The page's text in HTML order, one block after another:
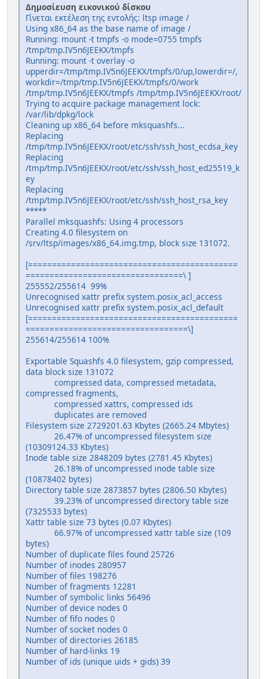
Δημοσίευση εικονικού δίσκου
Γίνεται εκτέλεση της εντολής: ltsp image /
Using x86_64 as the base name of image /
Running: mount -t tmpfs -o mode=0755 tmpfs
/tmp/tmp.IV5n6JEEKX/tmpfs
Running: mount -t overlay -o
upperdir=/tmp/tmp.IV5n6JEEKX/tmpfs/0/up,lowerdir=/,
workdir=/tmp/tmp.IV5n6JEEKX/tmpfs/0/work
/tmp/tmp.IV5n6JEEKX/tmpfs /tmp/tmp.IV5n6JEEKX/root/
Trying to acquire package management lock:
/var/lib/dpkg/lock
Cleaning up x86_64 before mksquashfs...
Replacing
/tmp/tmp.IV5n6JEEKX/root/etc/ssh/ssh_host_ecdsa_key
Replacing
/tmp/tmp.IV5n6JEEKX/root/etc/ssh/ssh_host_ed25519_k
ey
Replacing
/tmp/tmp.IV5n6JEEKX/root/etc/ssh/ssh_host_rsa_key
*****
Parallel mksquashfs: Using 4 processors
Creating 4.0 filesystem on
/srv/ltsp/images/x86_64.img.tmp, block size 131072.
[============================================
=================================\ ]
255552/255614 99%
Unrecognised xattr prefix system.posix_acl_access
Unrecognised xattr prefix system.posix_acl_default
[============================================
==================================\]
255614/255614 100%
Exportable Squashfs 4.0 filesystem, gzip compressed,
data block size 131072
compressed data, compressed metadata,
compressed fragments,
compressed xattrs, compressed ids
duplicates are removed
Filesystem size 2729201.63 Kbytes (2665.24 Mbytes)
26.47% of uncompressed filesystem size
(10309124.33 Kbytes)
Inode table size 2848209 bytes (2781.45 Kbytes)
26.18% of uncompressed inode table size
(10878402 bytes)
Directory table size 2873857 bytes (2806.50 Kbytes)
39.23% of uncompressed directory table size
(7325533 bytes)
Xattr table size 73 bytes (0.07 Kbytes)
66.97% of uncompressed xattr table size (109
bytes)
Number of duplicate files found 25726
Number of inodes 280957
Number of files 198276
Number of fragments 12281
Number of symbolic links 56496
Number of device nodes 0
Number of fifo nodes 0
Number of socket nodes 0
Number of directories 26185
Number of hard-links 19
Number of ids (unique uids + gids) 39